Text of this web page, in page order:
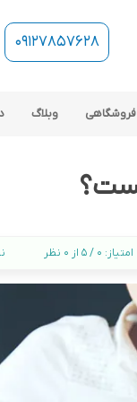
09127857628
ارتباط
وبلاگ
امتیاز: 0 / 5 از 0 نظر